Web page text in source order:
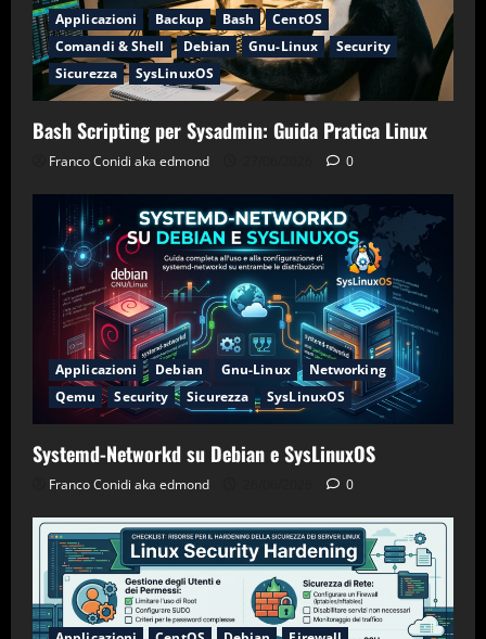
Applicazioni Backup Bash
CentOS
Comandi & Shell
Debian Gnu-Linux
Security
Sicurezza
SysLinuxOS
Bash Scripting per Sysadmin: Guida Pratica Linux
Franco Conidi aka edmond 0
Applicazioni Debian Gnu-Linux
Networking
Qemu
Security Sicurezza SysLinuxOS
Systemd-Networkd su Debian e SysLinuxOS
Franco Conidi aka edmond 0